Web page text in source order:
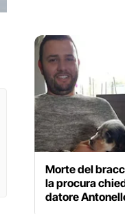
Morte del
la procura
datore